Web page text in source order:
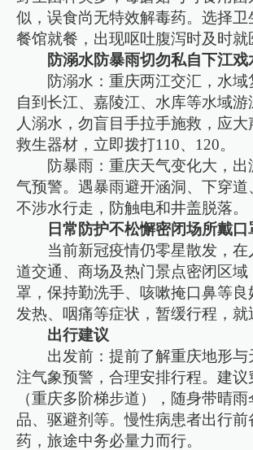
似，误食尚无特效解毒药。选择卫
餐馆就餐，出现呕吐腹泻时及时就
防溺水防暴雨切勿私自下江戏
防溺水：重庆两江交汇，水
自到长江、嘉陵江、水库等水域
人溺水，勿盲目手拉手施救，应
救生器材，立即拨打110、120。
防暴雨：重庆天气变化大，
气预警。遇暴雨避开涵洞、下穿道
不涉水行走，防触电和井盖脱落。
日常防护不松懈密闭场所戴口
当前新冠疫情仍零星散发，在
道交通、商场及热门景点密闭区域
罩，保持勤洗手、咳嗽掩口鼻等
发热、咽痛等症状，暂缓行程，就
出行建议
出发前：提前了解重庆地形与
注气象预警，合理安排行程。建议
（重庆多阶梯步道），随身带晴
品、驱避剂等。慢性病患者出行前
药，旅途中务必量力而行。